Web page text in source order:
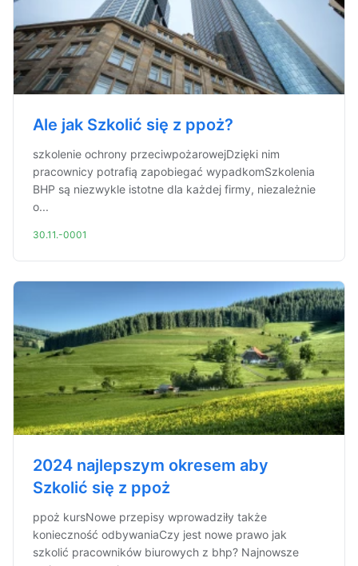
Ale jak Szkolić się z ppoż?
szkolenie ochrony przeciwpożarowejDzięki nim
pracownicy potrafią zapobiegać wypadkomSzkolenia
BHP są niezwykle istotne dla każdej firmy, niezależnie
o...
30.11.-0001
2024 najlepszym okresem aby
Szkolić się z ppoż
ppoż kursNowe przepisy wprowadziły także
konieczność odbywaniaCzy jest nowe prawo jak
szkolić pracowników biurowych z bhp? Najnowsze